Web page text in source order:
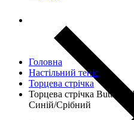
Головна
Настільний теніс
Торцева стрічка
Торцева стрічка
Синій/Срібний